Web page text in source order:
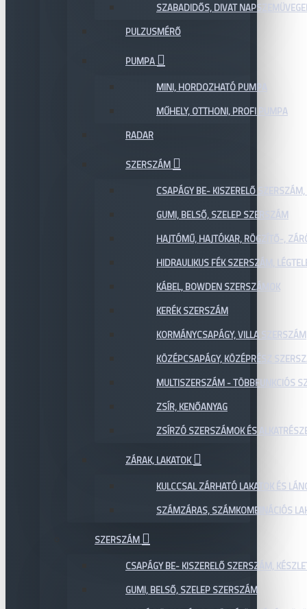
SZABADIDŐS, DIVAT
PULZUSMÉRŐ
PUMPA
MINI, HORDOZHATÓ PUMPA
MŰHELY, OTTHONI, PROFI PUMPA
RADAR
SZERSZÁM
CSAPÁGY BE- KISZERELŐ
GUMI, BELSŐ, SZELEP SZERSZÁM
HAJTÓMŰ, HAJTÓKAR, RÖGZÍTŐ-,
HIDRAULIKUS FÉK SZERSZÁM,
KÁBEL, BOWDEN SZERSZÁMOK
KERÉK SZERSZÁM
KORMÁNYCSAPÁGY, VILLA SZERSZÁM
KÖZÉPCSAPÁGY, KÖZÉPRÉSZ
MULTISZERSZÁM - TÖBBFUNKCIÓS
ZSÍR, KENŐANYAG
ZSÍRZÓ SZERSZÁMOK ÉS
ZÁRAK, LAKATOK
KULCCSAL ZÁRHATÓ LAKATOK ÉS
SZÁMZÁRAS, SZÁMKOMBINÁCIÓS
SZERSZÁM
CSAPÁGY BE- KISZERELŐ SZERSZÁM,
GUMI, BELSŐ, SZELEP SZERSZÁM